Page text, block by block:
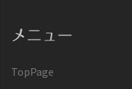
メニュー
TopPage